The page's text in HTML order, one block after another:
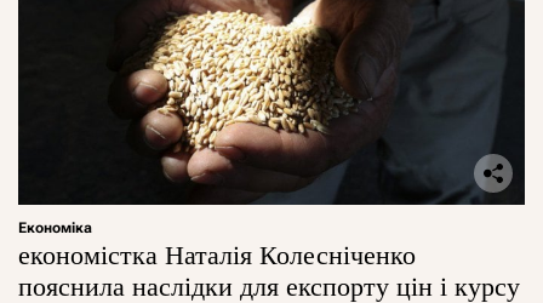
Економіка
економістка Наталія Колесніченко
пояснила наслідки для експорту цін і курсу